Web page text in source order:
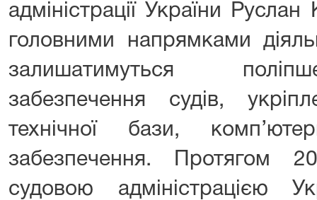
адміністрації України
головними напрямками
залишатимуться
забезпечення судів,
технічної бази,
забезпечення. Протягом
судовою адміністрацією